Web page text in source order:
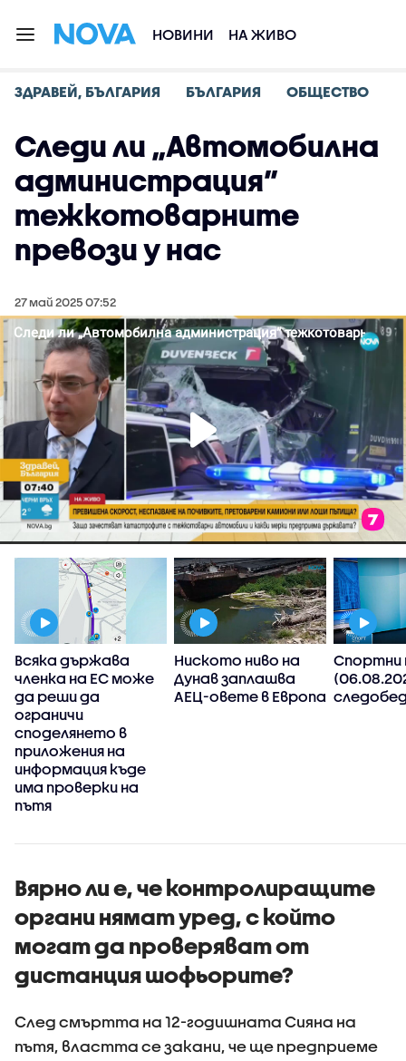
НОВИНИ НА ЖИВО
ЗДРАВЕЙ, БЪЛГАРИЯ БЪЛГАРИЯ ОБЩЕСТВО
Следи ли „Автомобилна
администрация”
тежкотоварните
превози у нас
27 май 2025 07:52
Всяка държава
членка на ЕС може
да реши да
ограничи
споделянето в
приложения на
информация къде
има проверки на
пътя
Ниското ниво на
Дунав заплашва
АЕЦ-овете в Европа
Спортни
Вярно ли е, че контролиращите
органи нямат уред, с който
могат да проверяват от
дистанция шофьорите?
След смъртта на 12-годишната Сияна на
пътя, властта се закани, че ще предприеме